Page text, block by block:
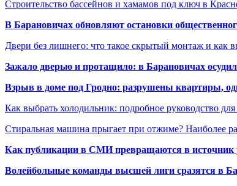
Строительство бассейнов и хамамов под ключ в
В Барановичах обновляют остановки
Двери без лишнего: что такое скрытый монтаж и как
Зажало дверью и протащило: в Барановичах
Взрыв в доме под Гродно: разрушены квартиры,
Как выбрать холодильник: подробное руководство
Стиральная машина прыгает при отжиме? Наиболее
Как публикации в СМИ превращаются в источник
Волейбольные команды высшей лиги сразятся в